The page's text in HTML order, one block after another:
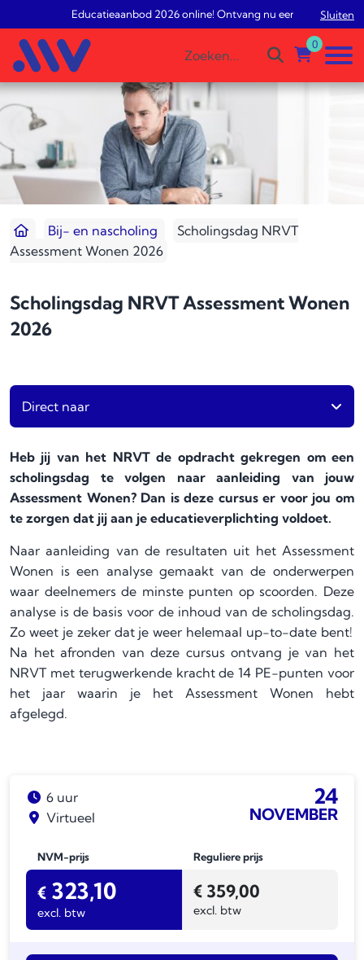
Educatieaanbod 2026 online! Ontvang nu een gratisSluiten
0
Bij- en nascholing
Scholingsdag NRVT
Assessment Wonen 2026
Scholingsdag NRVT Assessment Wonen
2026
Direct naar
Heb jij van het NRVT de opdracht gekregen om een
scholingsdag te volgen naar aanleiding van jouw
Assessment Wonen? Dan is deze cursus er voor jou om
te zorgen dat jij aan je educatieverplichting voldoet.
Naar aanleiding van de resultaten uit het Assessment
Wonen is een analyse gemaakt van de onderwerpen
waar deelnemers de minste punten op scoorden. Deze
analyse is de basis voor de inhoud van de scholingsdag.
Zo weet je zeker dat je weer helemaal up-to-date bent!
Na het afronden van deze cursus ontvang je van het
NRVT met terugwerkende kracht de 14 PE-punten voor
het jaar waarin je het Assessment Wonen hebt
afgelegd.
6 uur
Virtueel
24
NOVEMBER
NVM-prijs Reguliere prijs
€ 323,10
excl. btw
€ 359,00
excl. btw